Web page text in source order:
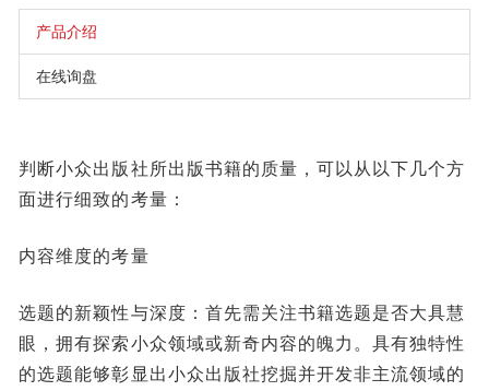
产品介绍
在线询盘
判断小众出版社所出版书籍的质量，可以从以下几个方
面进行细致的考量：
内容维度的考量
选题的新颖性与深度：首先需关注书籍选题是否大具慧
眼，拥有探索小众领域或新奇内容的魄力。具有独特性
的选题能够彰显出小众出版社挖掘并开发非主流领域的